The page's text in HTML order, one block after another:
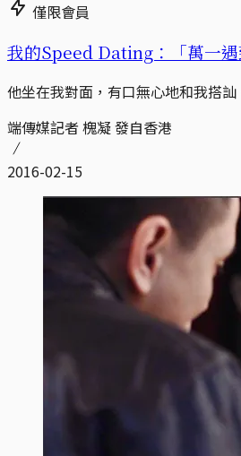
僅限會員
我的Speed Dating：「萬一
他坐在我對面，有口無心地和我搭
端傳媒記者 槐凝 發自香港
2016-02-15